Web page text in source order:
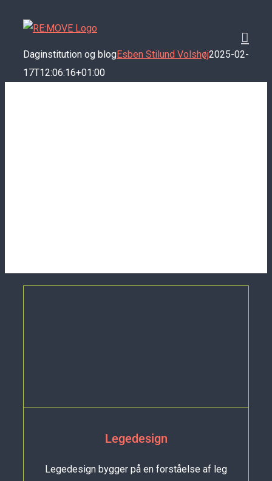
contentDaginstitution og blogEsben Stilund Volshøj2025-02-
17T12:06:16+01:00
Legedesign
Legedesign bygger på en forståelse af leg